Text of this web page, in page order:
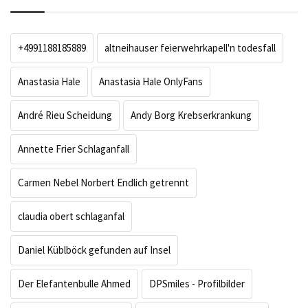
+4991188185889 altneihauser feierwehrkapell'n todesfall
Anastasia Hale Anastasia Hale OnlyFans
André Rieu Scheidung Andy Borg Krebserkrankung
Annette Frier Schlaganfall
Carmen Nebel Norbert Endlich getrennt
claudia obert schlaganfal
Daniel Küblböck gefunden auf Insel
Der Elefantenbulle Ahmed DPSmiles - Profilbilder